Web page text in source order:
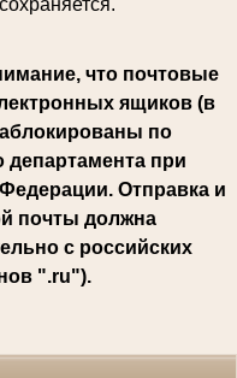
что почтовые
ящиков (в
по
при
Отправка и
почты должна
с российских
".ru").